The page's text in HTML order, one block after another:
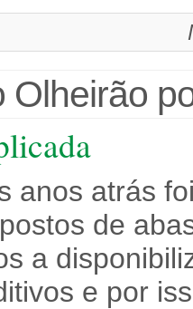
Olheirão
anos atrás
de
a
e por